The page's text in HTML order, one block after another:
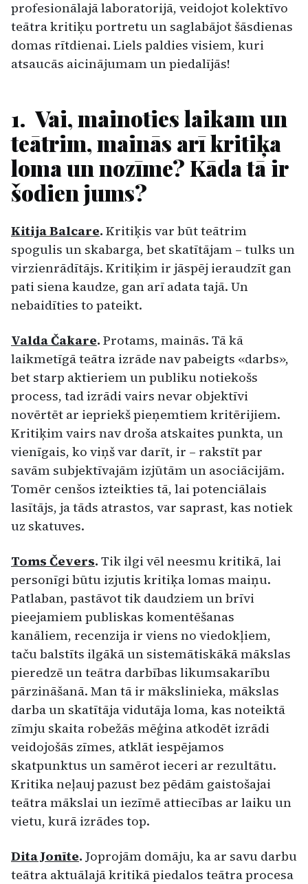
profesionālajā laboratorijā, veidojot kolektīvo
teātra kritiķu portretu un saglabājot šāsdienas
domas rītdienai. Liels paldies visiem, kuri
atsaucās aicinājumam un piedalījās!
1. Vai, mainoties laikam un
teātrim, mainās arī kritiķa
loma un nozīme? Kāda tā ir
šodien jums?
Kitija Balcare. Kritiķis var būt teātrim
spogulis un skabarga, bet skatītājam – tulks un
virzienrādītājs. Kritiķim ir jāspēj ieraudzīt gan
pati siena kaudze, gan arī adata tajā. Un
nebaidīties to pateikt.
Valda Čakare. Protams, mainās. Tā kā
laikmetīgā teātra izrāde nav pabeigts «darbs»,
bet starp aktieriem un publiku notiekošs
process, tad izrādi vairs nevar objektīvi
novērtēt ar iepriekš pieņemtiem kritērijiem.
Kritiķim vairs nav droša atskaites punkta, un
vienīgais, ko viņš var darīt, ir – rakstīt par
savām subjektīvajām izjūtām un asociācijām.
Tomēr cenšos izteikties tā, lai potenciālais
lasītājs, ja tāds atrastos, var saprast, kas notiek
uz skatuves.
Toms Čevers. Tik ilgi vēl neesmu kritikā, lai
personīgi būtu izjutis kritiķa lomas maiņu.
Patlaban, pastāvot tik daudziem un brīvi
pieejamiem publiskas komentēšanas
kanāliem, recenzija ir viens no viedokļiem,
taču balstīts ilgākā un sistemātiskākā mākslas
pieredzē un teātra darbības likumsakarību
pārzināšanā. Man tā ir mākslinieka, mākslas
darba un skatītāja vidutāja loma, kas noteiktā
zīmju skaita robežās mēģina atkodēt izrādi
veidojošās zīmes, atklāt iespējamos
skatpunktus un samērot ieceri ar rezultātu.
Kritika neļauj pazust bez pēdām gaistošajai
teātra mākslai un iezīmē attiecības ar laiku un
vietu, kurā izrādes top.
Dita Jonīte. Joprojām domāju, ka ar savu darbu
teātra aktuālajā kritikā piedalos teātra procesa